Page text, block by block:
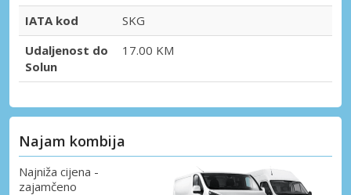
IATA kod
SKG
Udaljenost do
Solun
17.00 KM
Najam kombija
Najniža cijena -
zajamčeno